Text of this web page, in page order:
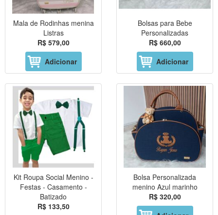
Mala de Rodinhas menina
Listras
R$ 579,00
Adicionar
Bolsas para Bebe
Personalizadas
R$ 660,00
Adicionar
Kit Roupa Social Menino -
Festas - Casamento -
Batizado
R$ 133,50
Bolsa Personalizada
menino Azul marinho
R$ 320,00